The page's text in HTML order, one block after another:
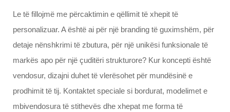
Le të fillojmë me përcaktimin e qëllimit të xhepit të
personalizuar. A është ai për një branding të guximshëm, për
detaje nënshkrimi të zbutura, për një unikësi funksionale të
markës apo për një çuditëri strukturore? Kur koncepti është
vendosur, dizajni duhet të vlerësohet për mundësinë e
prodhimit të tij. Kontaktet speciale si bordurat, modelimet e
mbivendosura të stithevës dhe xhepat me forma të